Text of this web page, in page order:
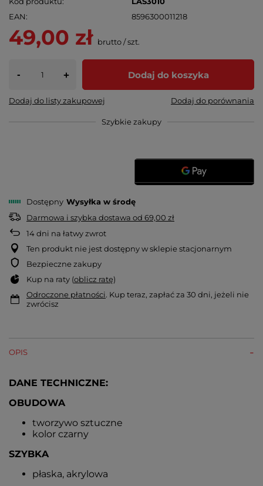
EAN
8596300011218
49,00 zł brutto/szt.
- + Dodaj do koszyka
Dodaj do listy zakupowej Dodaj do porównania
Szybkie zakupy
Dostępny Wysyłka w środę
Darmowa i szybka dostawa od 69,00 zł
14dni na łatwy zwrot
Ten produkt nie jest dostępny w sklepie stacjonarnym
Bezpieczne zakupy
Kup na raty (oblicz ratę)
Odroczone płatności. Kup teraz, zapłać za 30 dni, jeżeli nie
zwrócisz
OPIS
DANE TECHNICZNE:
OBUDOWA
tworzywo sztuczne
kolor czarny
SZYBKA
płaska, akrylowa